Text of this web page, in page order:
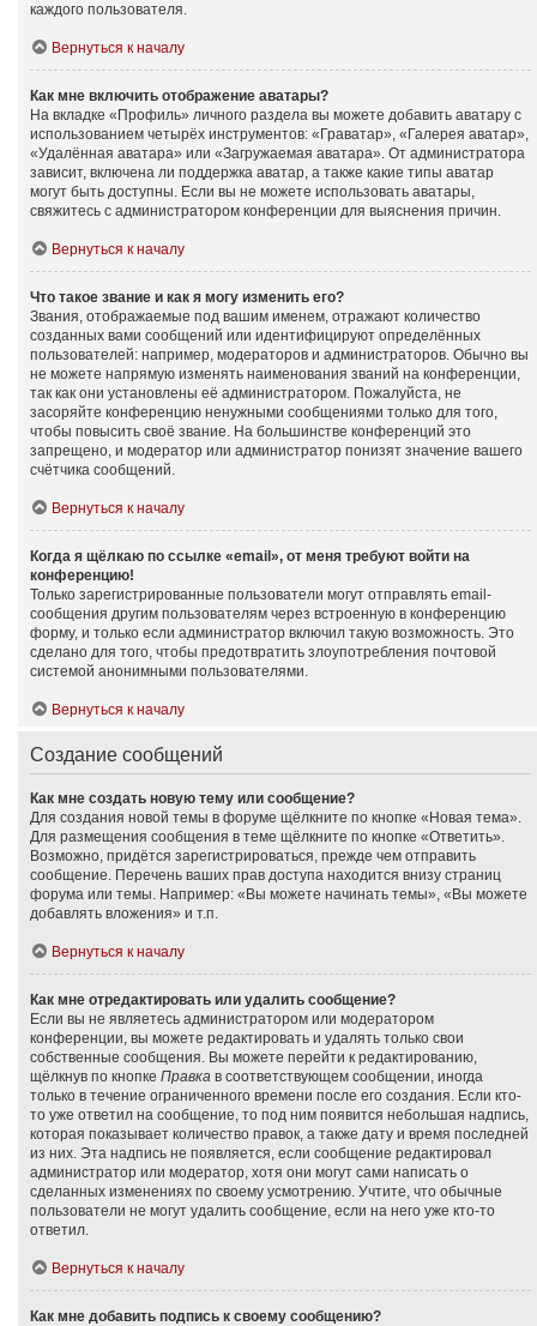
каждого пользователя.
Вернуться к началу
Как мне включить отображение аватары?
На вкладке «Профиль» личного раздела вы можете добавить аватару с
использованием четырёх инструментов: «Граватар», «Галерея аватар»,
«Удалённая аватара» или «Загружаемая аватара». От администратора
зависит, включена ли поддержка аватар, а также какие типы аватар
могут быть доступны. Если вы не можете использовать аватары,
свяжитесь с администратором конференции для выяснения причин.
Вернуться к началу
Что такое звание и как я могу изменить его?
Звания, отображаемые под вашим именем, отражают количество
созданных вами сообщений или идентифицируют определённых
пользователей: например, модераторов и администраторов. Обычно вы
не можете напрямую изменять наименования званий на конференции,
так как они установлены её администратором. Пожалуйста, не
засоряйте конференцию ненужными сообщениями только для того,
чтобы повысить своё звание. На большинстве конференций это
запрещено, и модератор или администратор понизят значение вашего
счётчика сообщений.
Вернуться к началу
Когда я щёлкаю по ссылке «email», от меня требуют войти на
конференцию!
Только зарегистрированные пользователи могут отправлять email-
сообщения другим пользователям через встроенную в конференцию
форму, и только если администратор включил такую возможность. Это
сделано для того, чтобы предотвратить злоупотребления почтовой
системой анонимными пользователями.
Вернуться к началу
Создание сообщений
Как мне создать новую тему или сообщение?
Для создания новой темы в форуме щёлкните по кнопке «Новая тема».
Для размещения сообщения в теме щёлкните по кнопке «Ответить».
Возможно, придётся зарегистрироваться, прежде чем отправить
сообщение. Перечень ваших прав доступа находится внизу страниц
форума или темы. Например: «Вы можете начинать темы», «Вы можете
добавлять вложения» и т.п.
Вернуться к началу
Как мне отредактировать или удалить сообщение?
Если вы не являетесь администратором или модератором
конференции, вы можете редактировать и удалять только свои
собственные сообщения. Вы можете перейти к редактированию,
щёлкнув по кнопке Правка в соответствующем сообщении, иногда
только в течение ограниченного времени после его создания. Если кто-
то уже ответил на сообщение, то под ним появится небольшая надпись,
которая показывает количество правок, а также дату и время последней
из них. Эта надпись не появляется, если сообщение редактировал
администратор или модератор, хотя они могут сами написать о
сделанных изменениях по своему усмотрению. Учтите, что обычные
пользователи не могут удалить сообщение, если на него уже кто-то
ответил.
Вернуться к началу
Как мне добавить подпись к своему сообщению?